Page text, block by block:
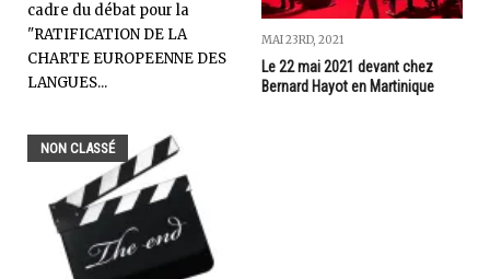
cadre du débat pour la
"RATIFICATION DE LA
CHARTE EUROPEENNE DES
LANGUES...
MAI 23RD, 2021
Le 22 mai 2021 devant chez
Bernard Hayot en Martinique
NON CLASSÉ